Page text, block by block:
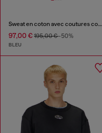
Sweat en coton avec coutures contrastées
97,00 € 195,00 €-50%
BLEU